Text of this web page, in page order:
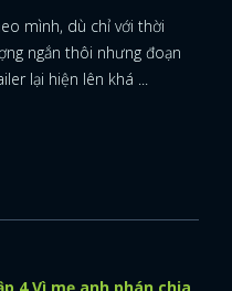
mình, dù chỉ với thời
ngắn thôi nhưng đoạn
lại hiện lên khá ...